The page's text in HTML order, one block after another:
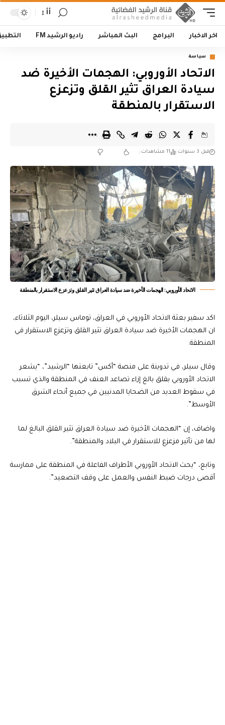
أأ
اخر الاخبار البرامج البث المباشر راديو الرشيد FM
سياسة
الاتحاد الأوروبي: الهجمات الأخيرة ضد
سيادة العراق تثير القلق وتزعزع
الاستقرار بالمنطقة
قبل 3 سنوات 11 مشاهدات
الاتحاد الأوروبي: الهجمات الأخيرة ضد سيادة العراق تثير القلق وتزعزع الاستقرار بالمنطقة
اكد سفير بعثة الاتحاد الأوروبي في العراق، توماس سيلر، اليوم الثلاثاء،
ان الهجمات الأخيرة ضد سيادة العراق تثير القلق وتزعزع الاستقرار في
المنطقة.
وقال سيلر، في تدوينة على منصة “أكس”‏ تابعتها “الرشيد”، “يشعر
الاتحاد الأوروبي بقلق بالغ إزاء تصاعد العنف في المنطقة والذي تسبب
في سقوط العديد من الضحايا المدنيين في جميع أنحاء الشرق
الأوسط”.
واضاف، إن “الهجمات الأخيرة ضد سيادة العراق تثير القلق البالغ لما
لها من تأثير مزعزع للاستقرار في البلاد والمنطقة”.
وتابع، “يحث الاتحاد الأوروبي الأطراف الفاعلة في المنطقة على ممارسة
أقصى درجات ضبط النفس والعمل على وقف التصعيد”.